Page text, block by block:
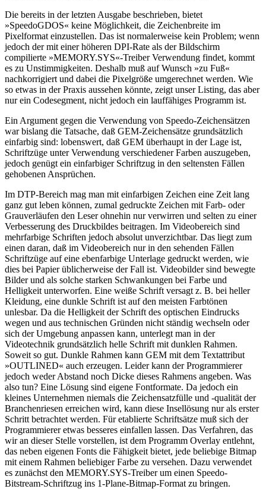
Die bereits in der letzten Ausgabe beschrieben, bietet
»SpeedoGDOS« keine Möglichkeit, die Zeichenbreite im
Pixelformat einzustellen. Das ist normalerweise kein Problem; wenn
jedoch der mit einer höheren DPI-Rate als der Bildschirm
compilierte »MEMORY.SYS«-Treiber Verwendung findet, kommt
es zu Unstimmigkeiten. Deshalb muß auf Wunsch »zu Fuß«
nachkorrigiert und dabei die Pixelgröße umgerechnet werden. Wie
so etwas in der Praxis aussehen könnte, zeigt unser Listing, das aber
nur ein Codesegment, nicht jedoch ein lauffähiges Programm ist.
Ein Argument gegen die Verwendung von Speedo-Zeichensätzen
war bislang die Tatsache, daß GEM-Zeichensätze grundsätzlich
einfarbig sind: lobenswert, daß GEM überhaupt in der Lage ist,
Schriftzüge unter Verwendung verschiedener Farben auszugeben,
jedoch genügt ein einfarbiger Schriftzug in den seltensten Fällen
gehobenen Ansprüchen.
Im DTP-Bereich mag man mit einfarbigen Zeichen eine Zeit lang
ganz gut leben können, zumal gedruckte Zeichen mit Farb- oder
Grauverläufen den Leser ohnehin nur verwirren und selten zu einer
Verbesserung des Druckbildes beitragen. Im Videobereich sind
mehrfarbige Schriften jedoch absolut unverzichtbar. Das liegt zum
einen daran, daß im Videobereich nur in den sehenden Fällen
Schriftzüge auf eine ebenfarbige Unterlage gedruckt werden, wie
dies bei Papier üblicherweise der Fall ist. Videobilder sind bewegte
Bilder und als solche starken Schwankungen bei Farbe und
Helligkeit unterworfen. Eine weiße Schrift versagt z. B. bei heller
Kleidung, eine dunkle Schrift ist auf den meisten Farbtönen
unlesbar. Da die Helligkeit der Schrift des optischen Eindrucks
wegen und aus technischen Gründen nicht ständig wechseln oder
sich der Umgebung anpassen kann, unterlegt man in der
Videotechnik grundsätzlich helle Schrift mit dunklen Rahmen.
Soweit so gut. Dunkle Rahmen kann GEM mit dem Textattribut
»OUTLINED« auch erzeugen. Leider kann der Programmierer
jedoch weder Abstand noch Dicke dieses Rahmens angeben. Was
also tun? Eine Lösung sind eigene Fontformate. Da jedoch ein
kleines Unternehmen niemals die Zeichensatzfülle und -qualität der
Branchenriesen erreichen wird, kann diese Insellösung nur als erster
Schritt betrachtet werden. Für etablierte Schriftsätze muß sich der
Programmierer etwas besseres einfallen lassen. Das Verfahren, das
wir an dieser Stelle vorstellen, ist dem Programm Overlay entlehnt,
das neben eigenen Fonts die Fähigkeit bietet, jede beliebige Bitmap
mit einem Rahmen beliebiger Farbe zu versehen. Dazu verwendet
es zunächst den MEMORY.SYS-Treiber um einen Speedo-
Bitstream-Schriftzug ins 1-Plane-Bitmap-Format zu bringen.